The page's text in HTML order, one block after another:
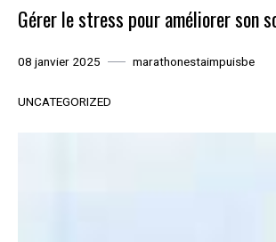
Gérer le stress pour améliorer son
08 janvier 2025 marathonestaimpuisbe
UNCATEGORIZED